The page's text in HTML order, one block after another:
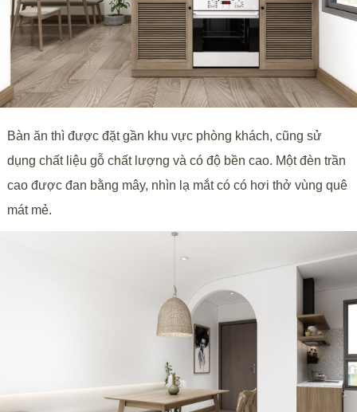
Bàn ăn thì được đặt gần khu vực phòng khách, cũng sử
dụng chất liệu gỗ chất lượng và có độ bền cao. Một đèn trần
cao được đan bằng mây, nhìn lạ mắt có có hơi thở vùng quê
mát mẻ.